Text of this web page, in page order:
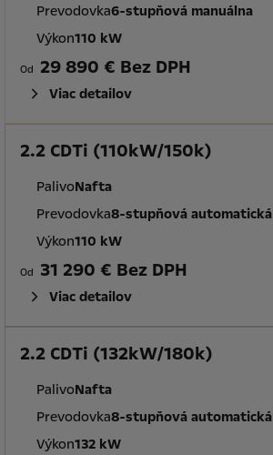
Prevodovka6-stupňová manuálna
Výkon110 kW
Od 29 890 € Bez DPH
Viac detailov
2.2 CDTi (110kW/150k)
PalivoNafta
Prevodovka8-stupňová automatická
Výkon110 kW
Od 31 290 € Bez DPH
Viac detailov
2.2 CDTi (132kW/180k)
PalivoNafta
Prevodovka8-stupňová automatická
Výkon132 kW